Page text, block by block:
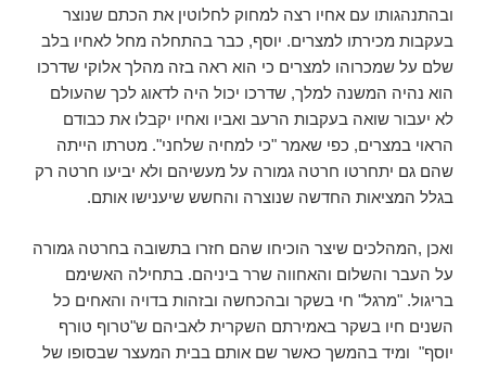
ובהתנהגותו עם אחיו רצה למחוק לחלוטין את הכתם שנוצר
בעקבות מכירתו למצרים. יוסף, כבר בהתחלה מחל לאחיו בלב
שלם על שמכרוהו למצרים כי הוא ראה בזה מהלך אלוקי שדרכו
הוא נהיה המשנה למלך, שדרכו יכול היה לדאוג לכך שהעולם
לא יעבור שואה בעקבות הרעב ואביו ואחיו יקבלו את כבודם
הראוי במצרים, כפי שאמר "כי למחיה שלחני". מטרתו הייתה
שהם גם יתחרטו חרטה גמורה על מעשיהם ולא יביעו חרטה רק
בגלל המציאות החדשה שנוצרה והחשש שיענישו אותם.
ואכן ,המהלכים שיצר הוכיחו שהם חזרו בתשובה בחרטה גמורה
על העבר והשלום והאחווה שרר ביניהם. בתחילה האשימם
בריגול. "מרגל" חי בשקר ובהכחשה ובזהות בדויה והאחים כל
השנים חיו בשקר באמירתם השקרית לאביהם ש"טרוף טורף
יוסף" ומיד בהמשך כאשר שם אותם בבית המעצר שבסופו של